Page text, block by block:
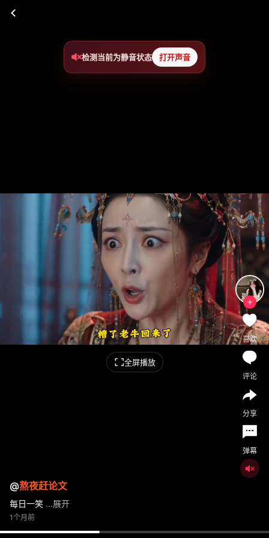
全屏播放
检测当前为静音状态 打开声音
@熬夜赶论文
每日一笑 ...展开
1个月前
喜欢
评论
分享
弹幕